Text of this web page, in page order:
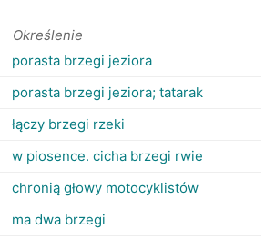
RANKINGI
Określenie
porasta brzegi jeziora
porasta brzegi jeziora; tatarak
łączy brzegi rzeki
w piosence. cicha brzegi rwie
chronią głowy motocyklistów
ma dwa brzegi